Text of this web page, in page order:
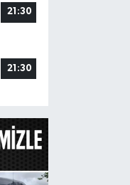
21:30
21:30